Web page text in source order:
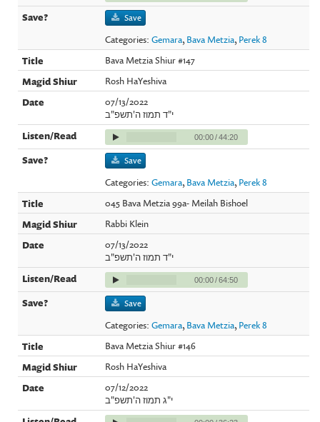
Save
Categories:Gemara, Bava Metzia, Perek 8
Bava Metzia Shiur #147
Rosh HaYeshiva
07/13/2022
י"ד תמוז ה'תשפ"ב
00:00/44:20
Save
Categories:Gemara, Bava Metzia, Perek 8
045 Bava Metzia 99a- Meilah Bishoel
Rabbi Klein
07/13/2022
י"ד תמוז ה'תשפ"ב
00:00/64:50
Save
Categories:Gemara, Bava Metzia, Perek 8
Bava Metzia Shiur #146
Rosh HaYeshiva
07/12/2022
י"ג תמוז ה'תשפ"ב